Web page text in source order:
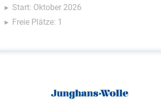
Start: Oktober 2026
Freie Plätze: 1